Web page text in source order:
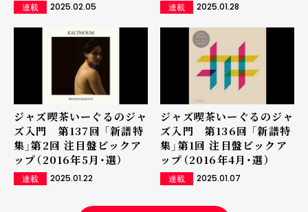
連載 2025.02.05 連載 2025.01.28
ジャズ喫茶いーぐるのジャ
ズ入門 第137回 「新譜特
集」第2回 注目盤ピックア
ップ（2016年5月・選）
連載 2025.01.22
ジャズ喫茶いーぐるのジャ
ズ入門 第136回 「新譜特
集」第1回 注目盤ピックア
ップ（2016年4月・選）
連載 2025.01.07